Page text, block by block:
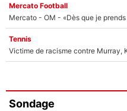
Mercato Football
Tennis
Sondage